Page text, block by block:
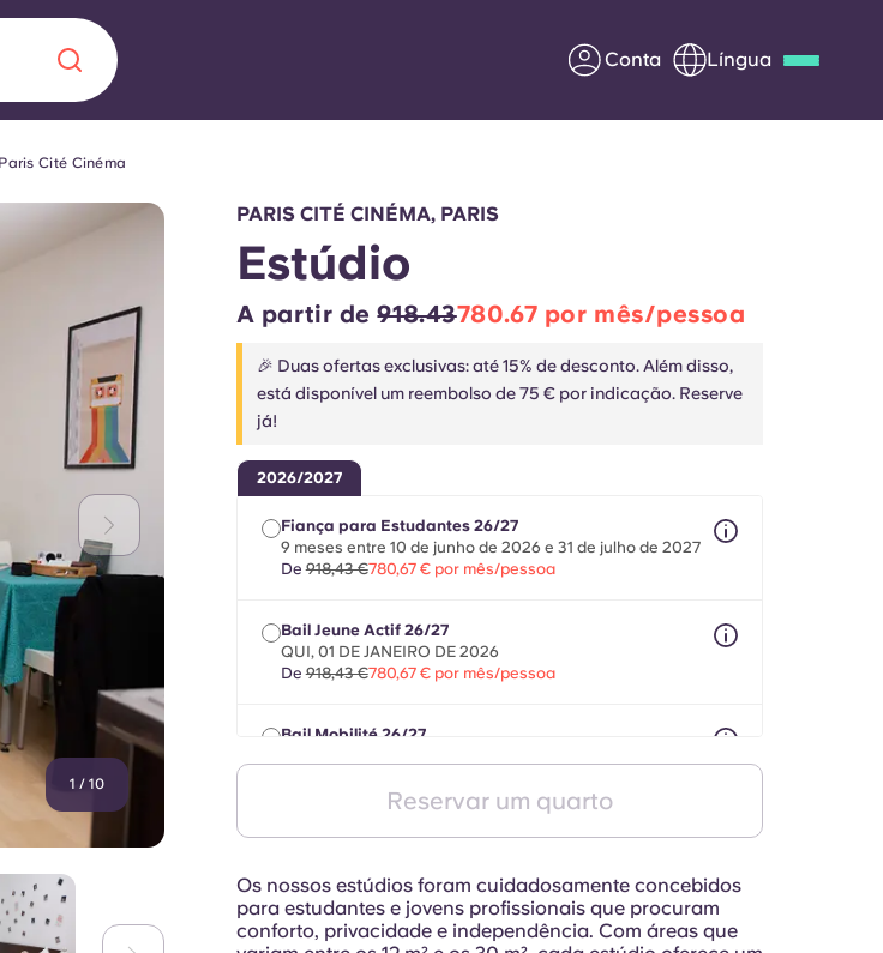
Conta Língua
Sobre nós
Parceria com a Yugo
Perguntas frequentes
Informação para os pais
Cité Cinéma
1 / 10
PARIS CITÉ CINÉMA, PARIS
Estúdio
A partir de918.43780.67 por mês/pessoa
🎉 Duas ofertas exclusivas: até 15% de desconto. Além disso,
está disponível um reembolso de 75 € por indicação. Reserve
já!
2026/2027
Fiança para Estudantes 26/27
9 meses entre 10 de junho de 2026 e 31 de julho de 2027
De 918,43 €780,67 € por mês/pessoa
Bail Jeune Actif 26/27
QUI, 01 DE JANEIRO DE 2026
De 918,43 €780,67 € por mês/pessoa
Bail Mobilité 26/27
780,67 € por mês/pessoa
Reservar um quarto
Os nossos estúdios foram cuidadosamente concebidos
para estudantes e jovens profissionais que procuram
conforto, privacidade e independência. Com áreas que